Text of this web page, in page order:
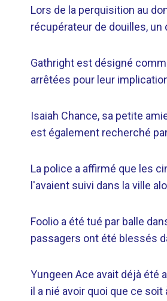
Lors de la perquisition au
récupérateur de douilles,
Gathright est désigné
arrêtées pour leur
Isaiah Chance, sa petite
est également recherché
La police a affirmé que les
l'avaient suivi dans la ville
Foolio a été tué par balle
passagers ont été blessés
Yungeen Ace avait déjà été
il a nié avoir quoi que ce